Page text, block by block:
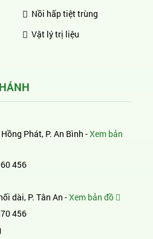
Nồi hấp tiệt trùng
Vật lý trị liệu
Phát, P. An Bình -Xem bản
456
dài, P. Tân An -Xem bản đồ
456